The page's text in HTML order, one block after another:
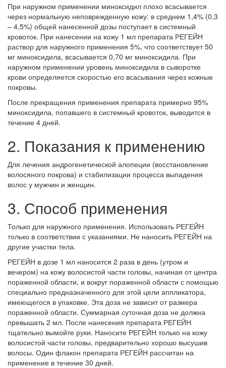
При наружном применении миноксидил плохо всасывается
через нормальную неповрежденную кожу: в среднем 1,4% (0,3
– 4,5%) общей нанесенной дозы поступает в системный
кровоток. При нанесении на кожу 1 мл препарата РЕГЕЙН
раствор для наружного применения 5%, что соответствует 50
мг миноксидила, всасывается 0,70 мг миноксидила. При
наружном применении уровень миноксидила в сыворотке
крови определяется скоростью его всасывания через кожные
покровы.
После прекращения применения препарата примерно 95%
миноксидила, попавшего в системный кровоток, выводится в
течение 4 дней.
2. Показания к применению
Для лечения андрогенетической алопеции (восстановление
волосяного покрова) и стабилизации процесса выпадения
волос у мужчин и женщин.
3. Способ применения
Только для наружного применения. Использовать РЕГЕЙН
только в соответствии с указаниями. Не наносить РЕГЕЙН на
другие участки тела.
РЕГЕЙН в дозе 1 мл наносится 2 раза в день (утром и
вечером) на кожу волосистой части головы, начиная от центра
пораженной области, и вокруг пораженной области с помощью
специально предназначенного для этой цели аппликатора,
имеющегося в упаковке. Эта доза не зависит от размера
пораженной области. Суммарная суточная доза не должна
превышать 2 мл. После нанесения препарата РЕГЕЙН
тщательно вымойте руки. Наносите РЕГЕЙН только на кожу
волосистой части головы, предварительно хорошо высушив
волосы. Один флакон препарата РЕГЕЙН рассчитан на
применение в течение 30 дней.